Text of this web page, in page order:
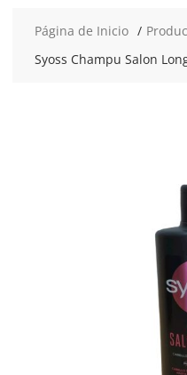
Página de Inicio
Syoss Champu Salon